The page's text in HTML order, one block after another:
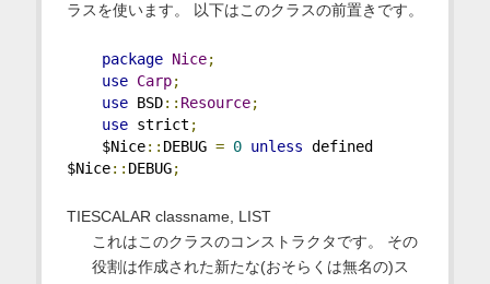
ラスを使います。 以下はこのクラスの前置きです。
package Nice;
use Carp;
use BSD:: Resource;
use strict ;
$Nice:: DEBUG = 0 unless defined
$Nice:: DEBUG;
TIESCALAR classname, LIST
これはこのクラスのコンストラクタです。 その
役割は作成された新たな(おそらくは無名の)ス